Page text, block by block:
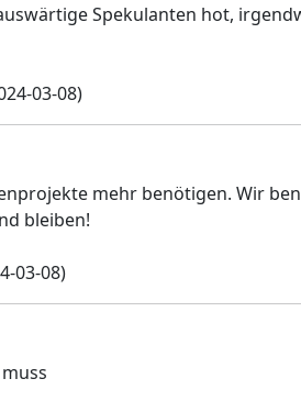
Spekulanten hot,
03-08)
mehr benötigen. Wir
bleiben!
03-08)